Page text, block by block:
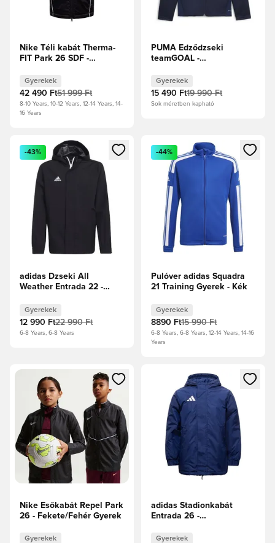
Nike Téli kabát Therma-
FIT Park 26 SDF -
Gyerekek
42 490 Ft51 999 Ft
8-10 Years, 10-12 Years, 12-14 Years, 14-
16 Years
PUMA Edződzseki
teamGOAL -
Gyerek
Gyerekek
15 490 Ft19 990 Ft
Sok méretben kapható
Megnyit egy modált a bejelentkezéshez vagy a tagként
-43%
adidas Dzseki All
Weather Entrada 22 -
Gyerekek
12 990 Ft22 990 Ft
6-8 Years, 6-8 Years
Megnyit egy modált a
-44%
Pulóver adidas Squadra
21 Training Gyerek - Kék
Gyerekek
8890 Ft15 990 Ft
6-8 Years, 6-8 Years, 12-14 Years, 14-16
Years
Megnyit egy modált a bejelentkezéshez vagy a tagként való
Nike Esőkabát Repel Park
26 - Fekete/Fehér Gyerek
Gyerekek
Megnyit egy modált a
adidas Stadionkabát
Entrada 26 -
Gyerek
Gyerekek